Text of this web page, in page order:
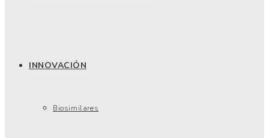
INNOVACIÓN
Biosimilares